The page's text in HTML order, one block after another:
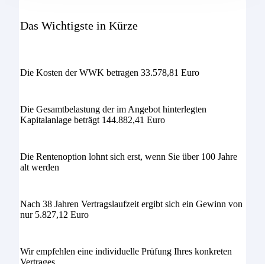
Das Wichtigste in Kürze
Die Kosten der WWK betragen 33.578,81 Euro
Die Gesamtbelastung der im Angebot hinterlegten
Kapitalanlage beträgt 144.882,41 Euro
Die Rentenoption lohnt sich erst, wenn Sie über 100 Jahre
alt werden
Nach 38 Jahren Vertragslaufzeit ergibt sich ein Gewinn von
nur 5.827,12 Euro
Wir empfehlen eine individuelle Prüfung Ihres konkreten
Vertrages